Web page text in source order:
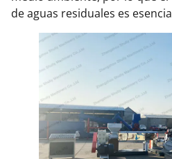
de aguas residuales es